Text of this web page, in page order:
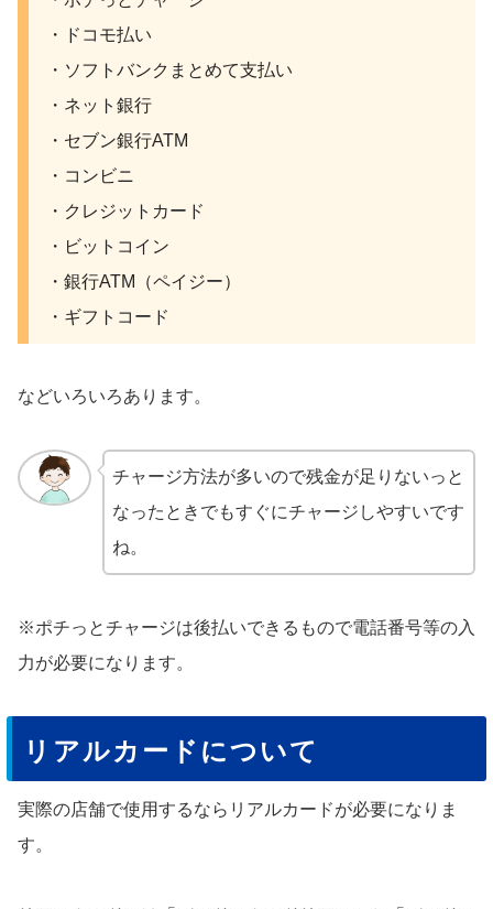
・ドコモ払い
・ソフトバンクまとめて支払い
・ネット銀行
・セブン銀行ATM
・コンビニ
・クレジットカード
・ビットコイン
・銀行ATM（ペイジー）
・ギフトコード
などいろいろあります。
チャージ方法が多いので残金が足りないっと
なったときでもすぐにチャージしやすいです
ね。
※ポチっとチャージは後払いできるもので電話番号等の入
力が必要になります。
リアルカードについて
実際の店舗で使用するならリアルカードが必要になりま
す。